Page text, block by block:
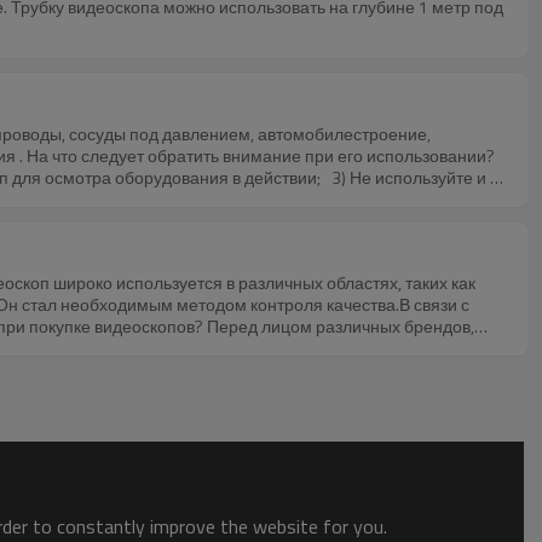
видеоскопа можно использовать на глубине 1 метр под
сосуды под давлением, автомобилестроение,
. На что следует обратить внимание при его использовании?
осмотра оборудования в действии; 3) Не используйте и не
или поражению электрическим током; 7) Если в
трубку вдали от любой жидкости, кроме воды,
коррозию.
широко используется в различных областях, таких как
стал необходимым методом контроля качества.В связи с
покупке видеоскопов? Перед лицом различных брендов,
говоря, эти два метода мало чем отличаются. Люди могут
to constantly improve the website for you.